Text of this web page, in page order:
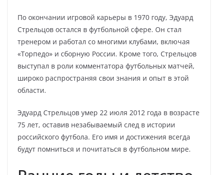
По окончании игровой карьеры в 1970 году, Эдуард
Стрельцов остался в футбольной сфере. Он стал
тренером и работал со многими клубами, включая
«Торпедо» и сборную России. Кроме того, Стрельцов
выступал в роли комментатора футбольных матчей,
широко распространяя свои знания и опыт в этой
области.
Эдуард Стрельцов умер 22 июля 2012 года в возрасте
75 лет, оставив незабываемый след в истории
российского футбола. Его имя и достижения всегда
будут помниться и почитаться в футбольном мире.